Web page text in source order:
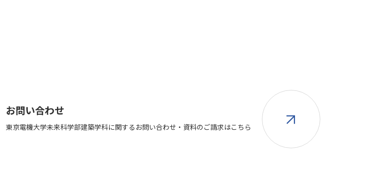
お問い合わせ
東京電機大学未来科学部建築学科に関するお問い合わせ・資料のご請求はこちら